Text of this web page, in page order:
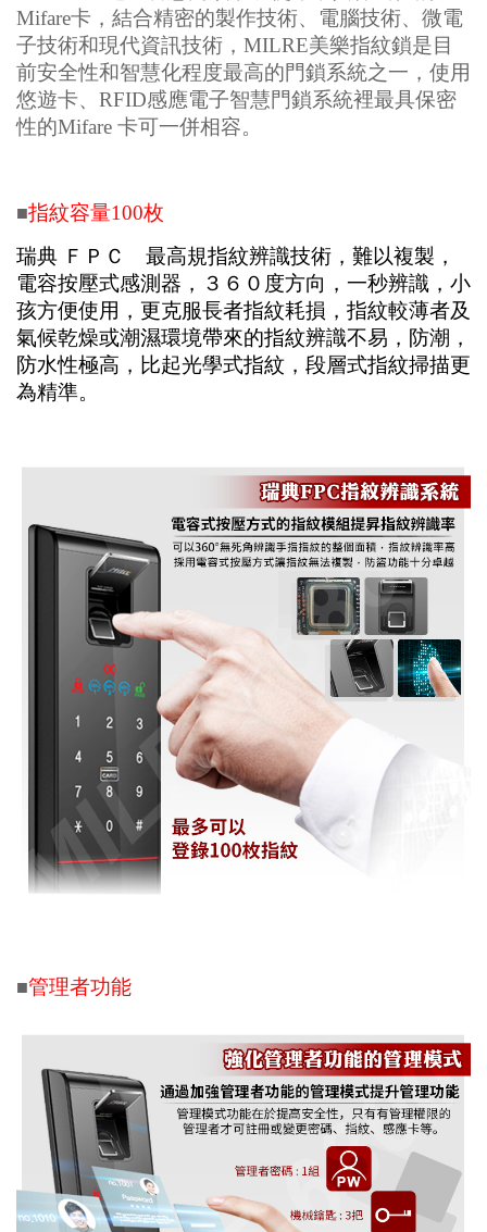
Mifare卡，結合精密的製作技術、電腦技術、微電
子技術和現代資訊技術，MILRE美樂指紋鎖是目
前安全性和智慧化程度最高的門鎖系統之一，使用
悠遊卡、RFID感應電子智慧門鎖系統裡最具保密
性的Mifare 卡可一併相容。
■指紋容量100枚
瑞典 ＦＰＣ 最高規指紋辨識技術，難以複製，
電容按壓式感測器，３６０度方向，一秒辨識，小
孩方便使用，更克服長者指紋耗損，指紋較薄者及
氣候乾燥或潮濕環境帶來的指紋辨識不易，防潮，
防水性極高，比起光學式指紋，段層式指紋掃描更
為精準。
■管理者功能